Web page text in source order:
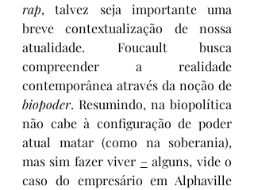
rap, talvez seja importante uma
breve contextualização de nossa
atualidade. Foucault busca
compreender a realidade
biopoder. Resumindo, na biopolítica
não cabe à configuração de poder
atual matar (como na soberania),
mas sim fazer viver – alguns, vide o
caso do empresário em Alphaville